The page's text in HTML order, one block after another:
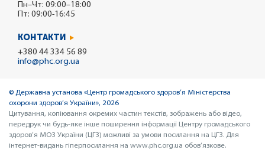
Пн–Чт: 09:00–18:00
Пт: 09:00-16:45
КОНТАКТИ
+380 44 334 56 89
info@phc.org.ua
© Державна установа «Центр громадського здоров’я Міністерства
охорони здоров’я України», 2026
Цитування, копіювання окремих частин текстів, зображень або відео,
передрук чи будь-яке інше поширення інформації Центру громадського
здоров’я МОЗ України (ЦГЗ) можливі за умови посилання на ЦГЗ. Для
інтернет-видань гіперпосилання на www.phc.org.ua обов’язкове.